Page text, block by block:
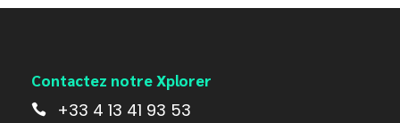
Contactez notre Xplorer
+33 4 13 41 93 53